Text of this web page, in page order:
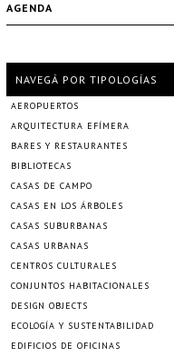
AGENDA
NAVEGÁ POR TIPOLOGÍAS
AEROPUERTOS
ARQUITECTURA EFÍMERA
BARES Y RESTAURANTES
BIBLIOTECAS
CASAS DE CAMPO
CASAS EN LOS ÁRBOLES
CASAS SUBURBANAS
CASAS URBANAS
CENTROS CULTURALES
CONJUNTOS HABITACIONALES
DESIGN OBJECTS
ECOLOGÍA Y SUSTENTABILIDAD
EDIFICIOS DE OFICINAS